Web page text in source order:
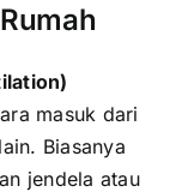
masuk dari
Biasanya
jendela atau